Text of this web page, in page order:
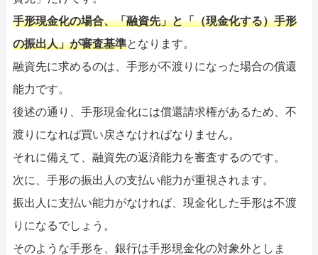
手形現金化の場合、「融資先」と「（現金化する）手形
の振出人」が審査基準となります。
融資先に求めるのは、手形が不渡りになった場合の償還
能力です。
後述の通り、手形現金化には償還請求権があるため、不
渡りになれば買い戻さなければなりません。
それに備えて、融資先の返済能力を審査するのです。
次に、手形の振出人の支払い能力が重視されます。
振出人に支払い能力がなければ、現金化した手形は不渡
りになるでしょう。
そのような手形を、銀行は手形現金化の対象外としま